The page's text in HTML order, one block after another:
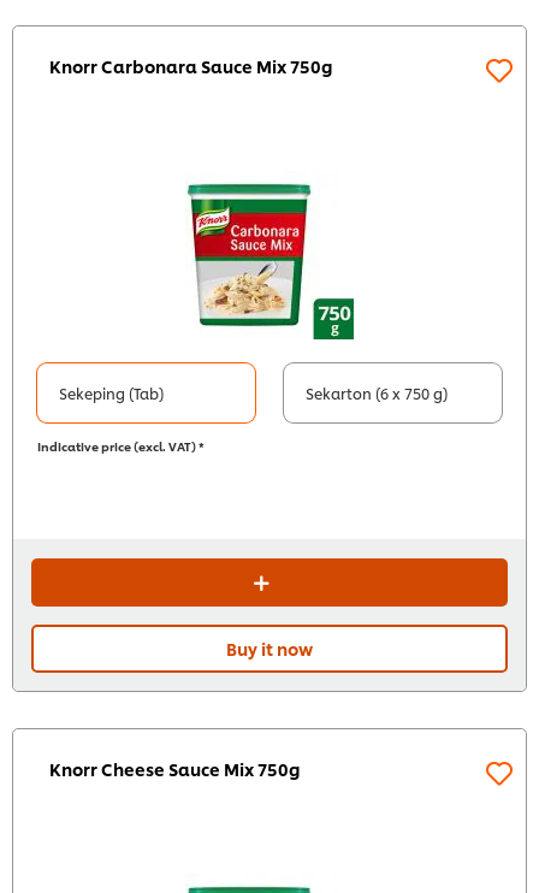
Knorr Carbonara Sauce Mix 750g
Sekeping (Tab) Sekarton (6 x 750 g)
Indicative price (excl. VAT) *
Buy it now
Knorr Cheese Sauce Mix 750g